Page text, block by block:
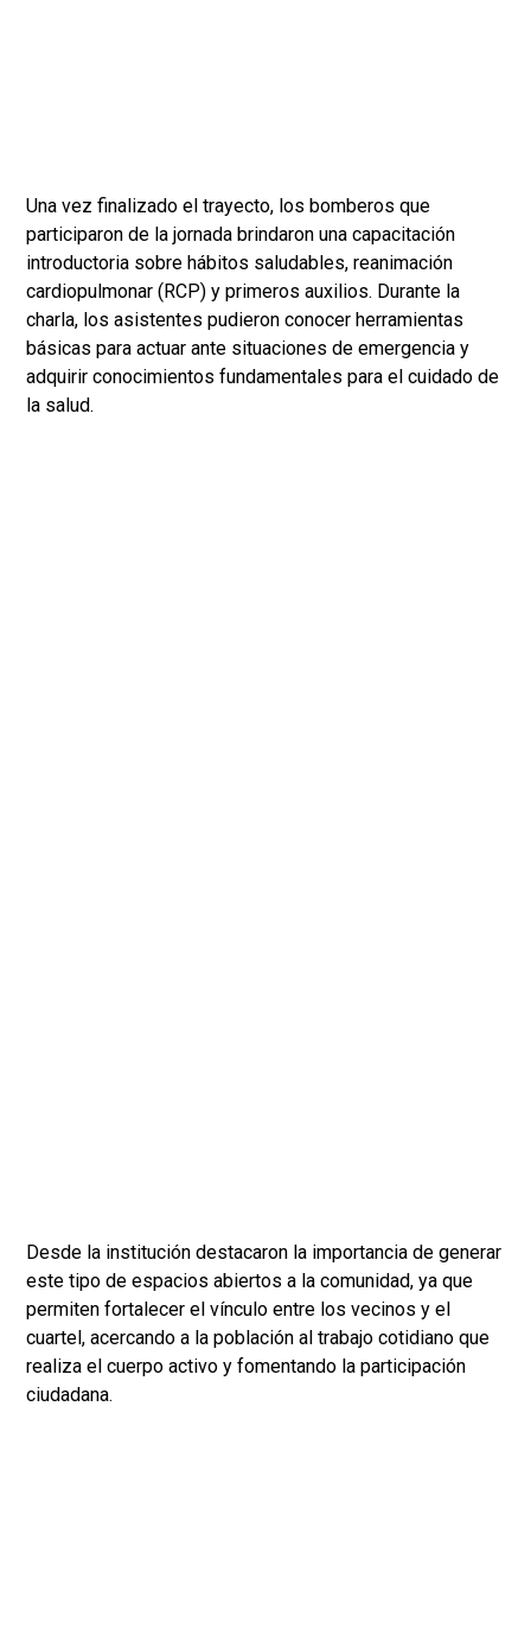
Una vez finalizado el trayecto, los bomberos que
participaron de la jornada brindaron una capacitación
introductoria sobre hábitos saludables, reanimación
cardiopulmonar (RCP) y primeros auxilios. Durante la
charla, los asistentes pudieron conocer herramientas
básicas para actuar ante situaciones de emergencia y
adquirir conocimientos fundamentales para el cuidado de
la salud.
Desde la institución destacaron la importancia de generar
este tipo de espacios abiertos a la comunidad, ya que
permiten fortalecer el vínculo entre los vecinos y el
cuartel, acercando a la población al trabajo cotidiano que
realiza el cuerpo activo y fomentando la participación
ciudadana.